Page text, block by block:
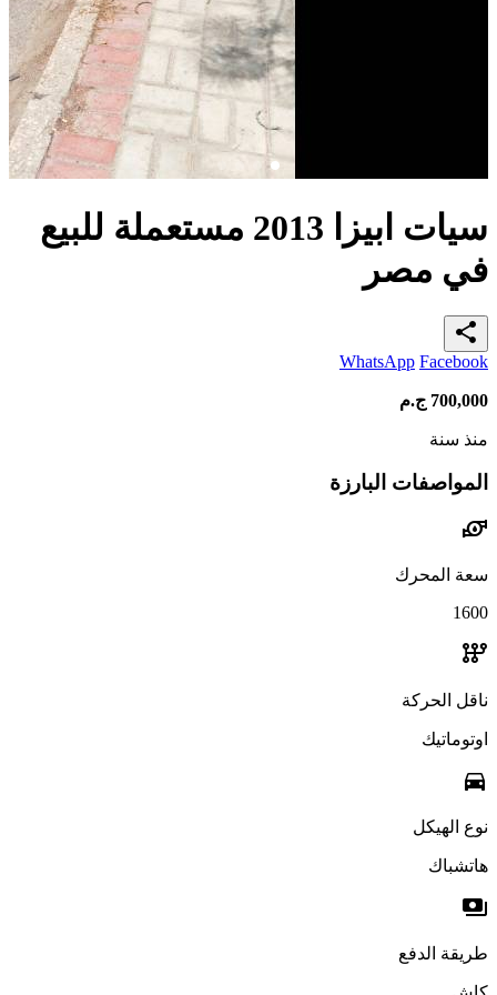
سيات ابيزا 2013 مستعملة للبيع
في مصر
share
WhatsApp Facebook
700,000 ج.م
منذ سنة
المواصفات البارزة
water_pump
سعة المحرك
1600
auto_transmission
ناقل الحركة
اوتوماتيك
directions_car
نوع الهيكل
هاتشباك
payments
طريقة الدفع